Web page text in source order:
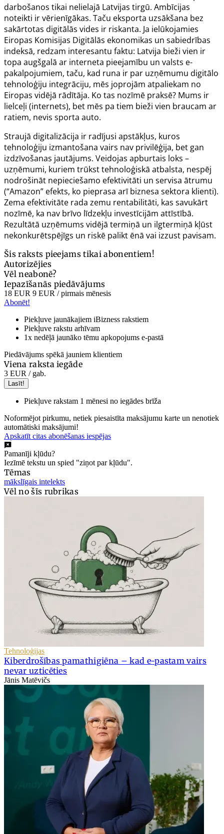
darbošanos tikai nelielajā Latvijas tirgū. Ambīcijas
noteikti ir vērienīgākas. Taču eksporta uzsākšana bez
sakārtotas digitālās vides ir riskanta. Ja ielūkojamies
Eiropas Komisijas Digitālās ekonomikas un sabiedrības
indeksā, redzam interesantu faktu: Latvija bieži vien ir
topa augšgalā ar interneta pieejamību un valsts e-
pakalpojumiem, taču, kad runa ir par uzņēmumu digitālo
tehnoloģiju integrāciju, mēs joprojām atpaliekam no
Eiropas vidējā rādītāja. Ko tas nozīmē praksē? Mums ir
lielceļi (internets), bet mēs pa tiem bieži vien braucam ar
ratiem, nevis sporta auto.
Straujā digitalizācija ir radījusi apstākļus, kuros
tehnoloģiju izmantošana vairs nav privilēģija, bet gan
izdzīvošanas jautājums. Veidojas apburtais loks –
uzņēmumi, kuriem trūkst tehnoloģiskā atbalsta, nespēj
nodrošināt nepieciešamo efektivitāti un servisa ātrumu
(“Amazon” efekts, ko pieprasa arī biznesa sektora klienti).
Zema efektivitāte rada zemu rentabilitāti, kas savukārt
nozīmē, ka nav brīvo līdzekļu investīcijām attīstībā.
Rezultātā uzņēmums vidējā termiņā un ilgtermiņā kļūst
nekonkurētspējīgs un riskē palikt ēnā vai izzust pavisam.
Šis raksts pieejams tikai abonentiem!
Autorizējies
Vēl neabonē?
Iepazīšanās piedāvājums
18 EUR 9 EUR / pirmais mēnesis
Abonēt!
Piekļuve jaunākajiem iBizness rakstiem
Piekļuve rakstu arhīvam
1x nedēļā jaunāko tēmu apkopojums e-pastā
Piedāvājums spēkā jauniem klientiem
Viena raksta iegāde
3 EUR / gab.
Lasīt!
Piekļuve rakstam 1 mēnesi no iegādes brīža
Noformējot pirkumu, netiek piesaistīta maksājumu karte un nenotiek
automātiski maksājumi!
Apskatīt citas abonēšanas iespējas
Pamanīji kļūdu?
Iezīmē tekstu un spied "ziņot par kļūdu".
Tēmas
mākslīgais intelekts
Vēl no šīs rubrikas
Tehnoloģijas
Kiberdrošības pamathigiēna – kad e-pastam vairs
nevar uzticēties
Jānis Matēvičs